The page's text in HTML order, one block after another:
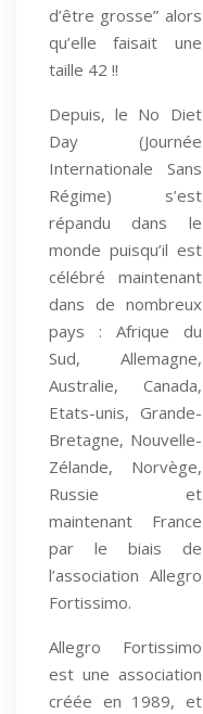
d’être grosse” alors
qu’elle faisait une
taille 42 !!
Depuis, le No Diet
Day (Journée
Internationale Sans
Régime) s’est
répandu dans le
monde puisqu’il est
célébré maintenant
dans de nombreux
pays : Afrique du
Sud, Allemagne,
Australie, Canada,
Etats-unis, Grande-
Bretagne, Nouvelle-
Zélande, Norvège,
Russie et
maintenant France
par le biais de
l’association Allegro
Fortissimo.
Allegro Fortissimo
est une association
créée en 1989, et